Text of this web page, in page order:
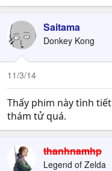
Saitama
Donkey Kong
11/3/14
Thấy phim này tình
thám tử quá.
thanhnamhp
Legend of Zelda